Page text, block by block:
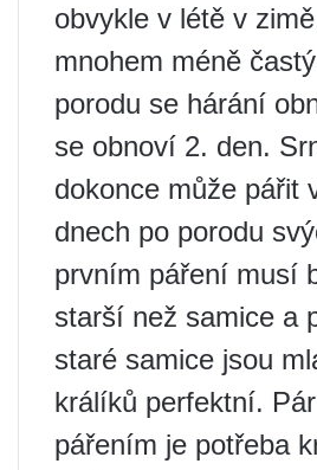
obvykle v létě v
mnohem méně
porodu se hárání
se obnoví 2. den.
dokonce může pářit
dnech po porodu
prvním páření musí
starší než samice a
staré samice jsou
králíků perfektní.
pářením je potřeba